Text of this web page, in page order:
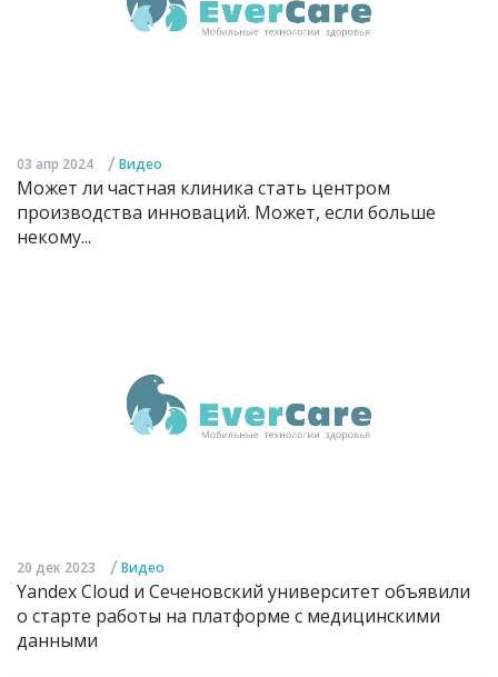
03 апр 2024 / Видео
Может ли частная клиника стать центром
производства инноваций. Может, если больше
некому...
20 дек 2023 / Видео
Yandex Cloud и Сеченовский университет объявили
о старте работы на платформе с медицинскими
данными